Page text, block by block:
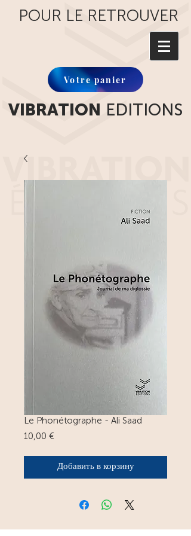
POUR LE RETROUVER
Votre panier
VIBRATION EDITIONS
Le Phonétographe - Ali Saad
10,00 €
Добавить в корзину